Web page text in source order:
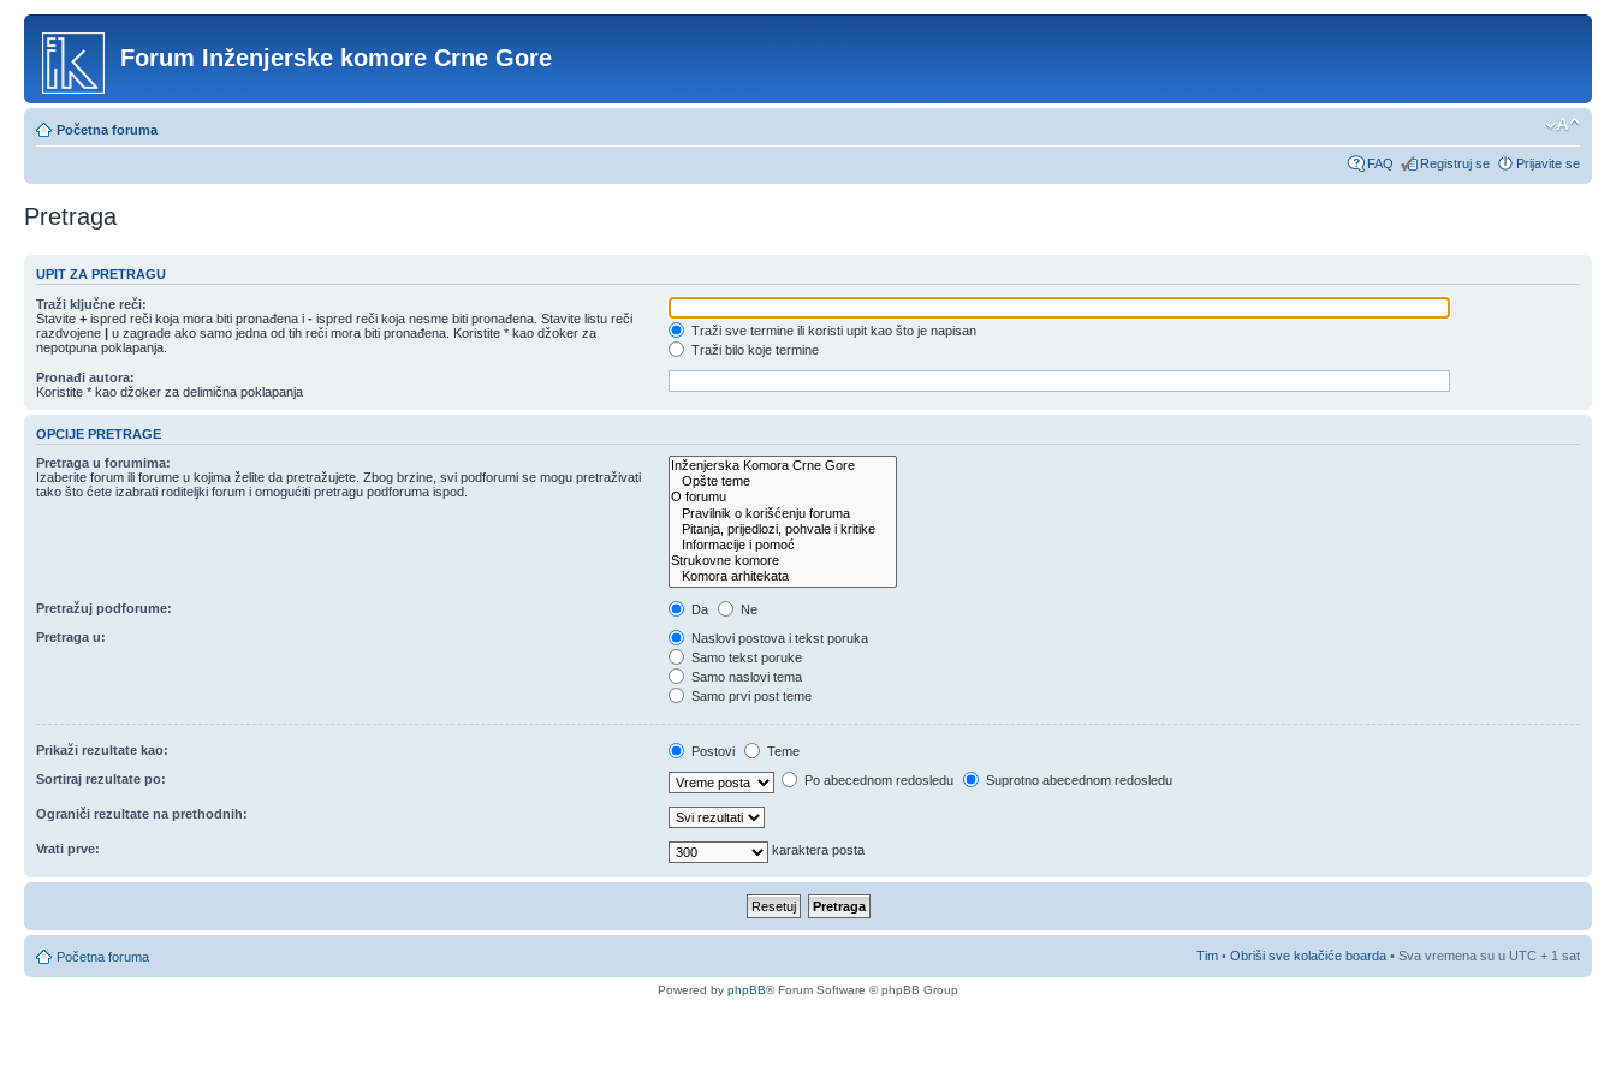
Forum Inženjerske komore Crne Gore
Početna foruma
FAQ Registruj se Prijavite se
Pretraga
UPIT ZA PRETRAGU
Traži ključne reči:
Stavite + ispred reči koja mora biti pronađena i - ispred reči koja nesme biti pronađena. Stavite listu reči
razdvojene | u zagrade ako samo jedna od tih reči mora biti pronađena. Koristite * kao džoker za
nepotpuna poklapanja.
Traži sve termine ili koristi upit kao što je napisan
Traži bilo koje termine
Pronađi autora:
Koristite * kao džoker za delimična poklapanja
OPCIJE PRETRAGE
Pretraga u forumima:
Izaberite forum ili forume u kojima želite da pretražujete. Zbog brzine, svi podforumi se mogu pretraživati
tako što ćete izabrati roditeljki forum i omogućiti pretragu podforuma ispod.
Pretražuj podforume: Da
Ne
Pretraga u:
Naslovi postova i tekst poruka
Samo tekst poruke
Samo naslovi tema
Samo prvi post teme
Prikaži rezultate kao: Postovi
Teme
Sortiraj rezultate po:
Po abecednom redosledu Suprotno abecednom redosledu
Ograniči rezultate na prethodnih:
Vrati prve: karaktera posta
Početna foruma Tim • Obriši sve kolačiće boarda • Sva vremena su u UTC + 1 sat
Powered by phpBB® Forum Software © phpBB Group